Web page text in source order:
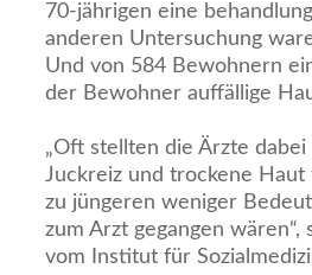
70-jährigen eine
anderen Untersuchung
Und von 584 Bewohnern
der Bewohner auffällige
„Oft stellten die Ärzte
Juckreiz und trockene
zu jüngeren weniger
zum Arzt gegangen
vom Institut für